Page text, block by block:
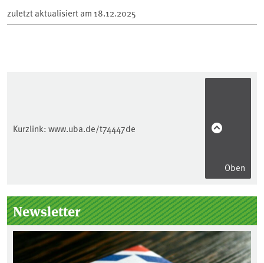
zuletzt aktualisiert am 18.12.2025
Kurzlink: www.uba.de/t74447de
Oben
Seitenleiste
Newsletter